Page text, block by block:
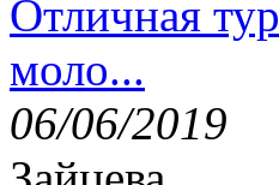
Отличная
моло...
06/06/2019